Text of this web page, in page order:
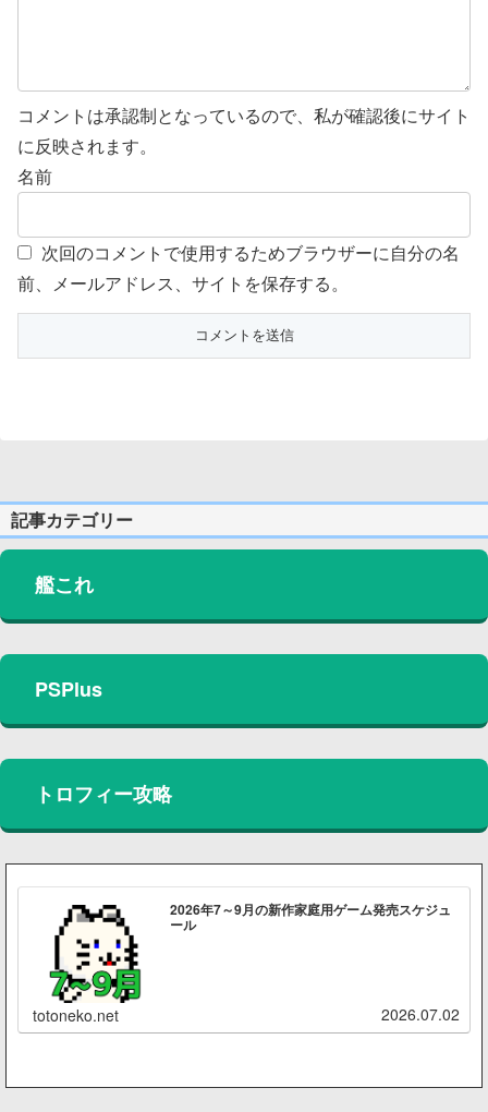
コメントは承認制となっているので、私が確認後にサイト
に反映されます。
名前
次回のコメントで使用するためブラウザーに自分の名
前、メールアドレス、サイトを保存する。
記事カテゴリー
艦これ
PSPlus
トロフィー攻略
2026年7～9月の新作家庭用ゲーム発売スケジュ
ール
totoneko.net 2026.07.02